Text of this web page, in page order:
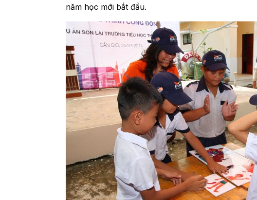
năm học mới bắt đầu.